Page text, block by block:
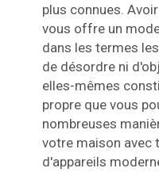
plus connues.
vous offre un
dans les termes
de désordre ni
elles-mêmes
propre que vous
nombreuses
votre maison avec
d'appareils